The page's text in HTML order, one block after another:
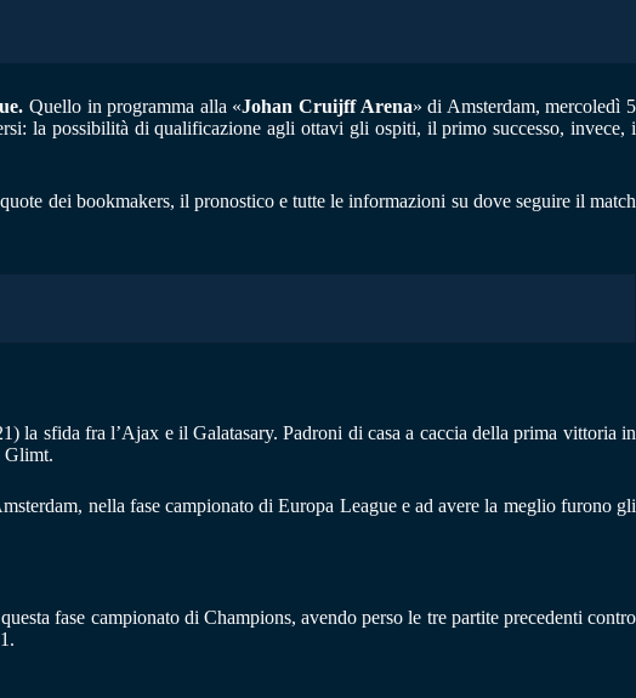
Quello in programma alla «Johan Cruijff Arena» di Amsterdam, mercoledì 5
la possibilità di qualificazione agli ottavi gli ospiti, il primo successo, invece, i
dei bookmakers, il pronostico e tutte le informazioni su dove seguire il match
la sfida fra l’Ajax e il Galatasary. Padroni di casa a caccia della prima vittoria in
Glimt.
nella fase campionato di Europa League e ad avere la meglio furono gli
fase campionato di Champions, avendo perso le tre partite precedenti contro